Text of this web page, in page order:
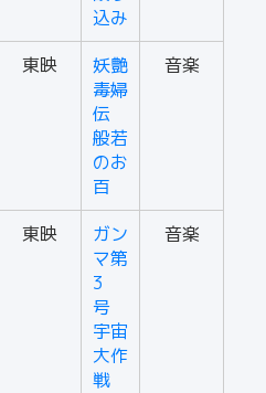
込み
東映
妖艶
毒婦
伝
般若
のお
百
音楽
東映
ガン
マ第
3
号
宇宙
大作
戦
音楽